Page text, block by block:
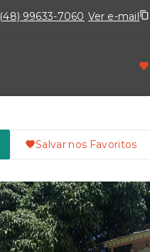
(48) 99633-7060 Ver e-mail
Salvar nos Favoritos